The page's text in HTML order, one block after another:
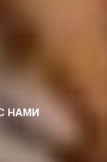
НАМИ